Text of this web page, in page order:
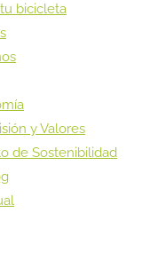
bicicleta
y Valores
de Sostenibilidad